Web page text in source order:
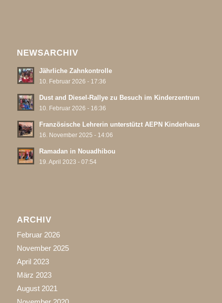
NEWSARCHIV
Jährliche Zahnkontrolle
10. Februar 2026 - 17:36
Dust and Diesel-Rallye zu Besuch im Kinderzentrum
10. Februar 2026 - 16:36
Französische Lehrerin unterstützt AEPN Kinderhaus
16. November 2025 - 14:06
Ramadan in Nouadhibou
19. April 2023 - 07:54
ARCHIV
Februar 2026
November 2025
April 2023
März 2023
August 2021